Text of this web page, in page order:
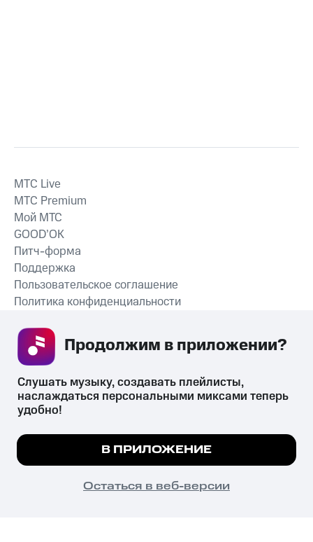
СКАЧАТЬ ПРИЛОЖЕНИЕ
MTС Live
MTС Premium
Мой МТС
GOOD’OK
Питч-форма
Поддержка
Пользовательское соглашение
Политика конфиденциальности
психотропных веществ, их аналогов причиняет вред здоровью,
их незаконный оборот запрещён и влечёт установленную
законодательством ответственность.
© 2026 ООО «КИОН».
Все права защищены
Мы используем куки, чтобы на сайте все
Подробнее
ПОНЯТНО
Слушать музыку, создавать плейлисты,
наслаждаться персональными миксами теперь
удобно!
В ПРИЛОЖЕНИЕ
Остаться в веб-версии